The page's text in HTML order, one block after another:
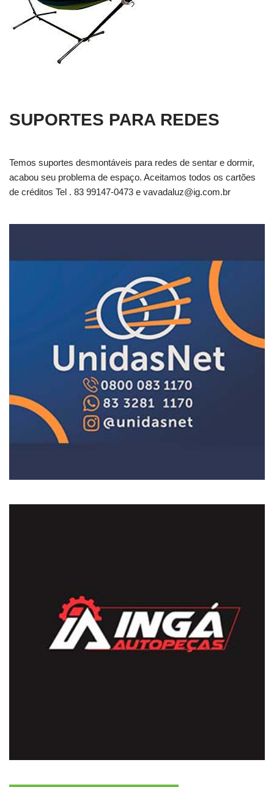
SUPORTES PARA REDES
Temos suportes desmontáveis para redes de sentar e dormir,
acabou seu problema de espaço. Aceitamos todos os cartões
de créditos Tel . 83 99147-0473 e vavadaluz@ig.com.br